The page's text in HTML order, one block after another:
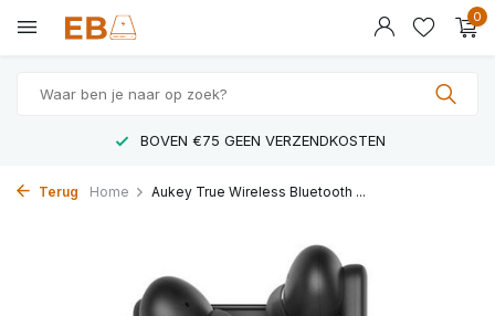
0
BOVEN €75 GEEN VERZENDKOSTEN
Terug Home Aukey True Wireless Bluetooth ...